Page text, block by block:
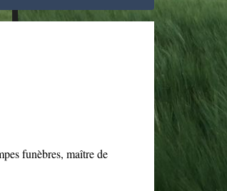
funèbres, maître de